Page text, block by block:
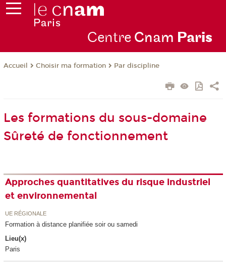
Centre Cnam Paris
Accueil Choisir ma formation Par discipline
Les formations du sous-domaine
Sûreté de fonctionnement
Approches quantitatives du risque industriel
et environnemental
UE RÉGIONALE
Formation à distance planifiée soir ou samedi
Lieu(x)
Paris